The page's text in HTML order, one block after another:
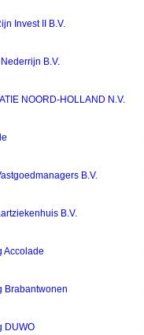
Invest II B.V.
B.V.
NOORD-HOLLAND N.V.
B.V.
B.V.
Accolade
Brabantwonen
DUWO